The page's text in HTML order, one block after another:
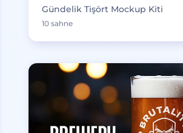
Gündelik Tişört Mockup Kiti
10 sahne